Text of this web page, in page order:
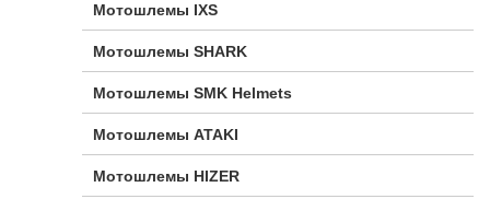
Мотошлемы IXS
Мотошлемы SHARK
Мотошлемы SMK Helmets
Мотошлемы ATAKI
Мотошлемы HIZER